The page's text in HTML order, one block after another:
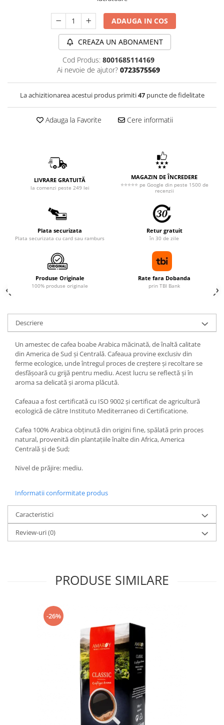
ADAUGA IN COS
CREAZA UN ABONAMENT
Cod Produs: 8001685114169
Ai nevoie de ajutor? 0723575569
La achizitionarea acestui produs primiti47puncte de fidelitate
Adauga la Favorite Cere informatii
LIVRARE GRATUITĂ
la comenzi peste 249 lei
MAGAZIN DE ÎNCREDERE
⭐⭐⭐⭐⭐ pe Google din peste 1500 de
recenzii
Plata securizata
Plata securizata cu card sau ramburs
Retur gratuit
în 30 de zile
Produse Originale
100% produse originale
Rate fara Dobanda
prin TBI Bank
Descriere
Un amestec de cafea boabe Arabica măcinată, de înaltă calitate
din America de Sud și Centrală. Cafeaua provine exclusiv din
ferme ecologice, unde întregul proces de creștere și recoltare se
desfășoară cu grijă pentru mediu. Acest lucru se reflectă și în
aroma sa delicată și aroma plăcută.
Cafeaua a fost certificată cu ISO 9002 și certificat de agricultură
ecologică de către Instituto Mediterraneo di Certificatione.
Cafea 100% Arabica obținută din origini fine, spălată prin proces
natural, provenită din plantațiile înalte din Africa, America
Centrală și de Sud;
Nivel de prăjire: mediu.
Informatii conformitate produs
Caracteristici
Review-uri(0)
PRODUSE SIMILARE
-26%